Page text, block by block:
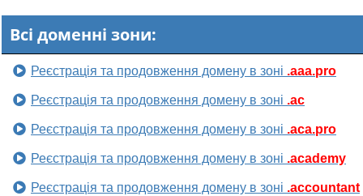
Всі доменні зони:
Реєстрація та продовження домену в зоні .aaa.pro
Реєстрація та продовження домену в зоні .ac
Реєстрація та продовження домену в зоні .aca.pro
Реєстрація та продовження домену в зоні .academy
Реєстрація та продовження домену в зоні .accountant